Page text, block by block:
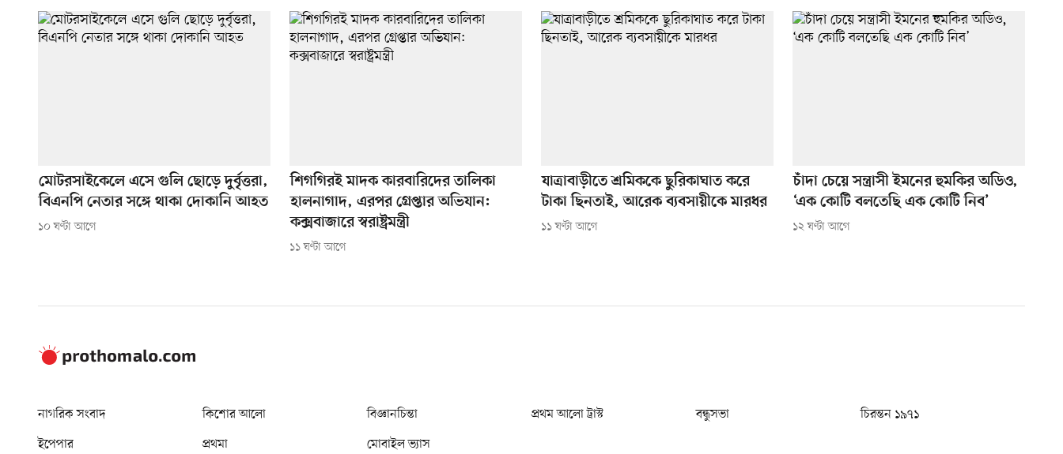
মোটরসাইকেলে এসে গুলি ছোড়ে দুর্বৃত্তরা,
বিএনপি নেতার সঙ্গে থাকা দোকানি আহত
১০ ঘণ্টা আগে
শিগগিরই মাদক কারবারিদের তালিকা
হালনাগাদ, এরপর গ্রেপ্তার অভিযান:
কক্সবাজারে স্বরাষ্ট্রমন্ত্রী
১১ ঘণ্টা আগে
যাত্রাবাড়ীতে শ্রমিককে ছুরিকাঘাত করে
টাকা ছিনতাই, আরেক ব্যবসায়ীকে মারধর
১১ ঘণ্টা আগে
চাঁদা চেয়ে সন্ত্রাসী ইমনের হুমকির অডিও,
‘এক কোটি বলতেছি এক কোটি নিব’
১২ ঘণ্টা আগে
নাগরিক সংবাদ কিশোর আলো বিজ্ঞানচিন্তা প্রথম আলো ট্রাস্ট বন্ধুসভা
চিরন্তন ১৯৭১
ইপেপার
প্রথমা মোবাইল ভ্যাস